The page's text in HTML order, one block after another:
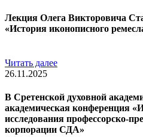
Лекция Олега Викторовича
«История иконописного
Читать далее
26.11.2025
В Сретенской духовной
академическая конференция
исследования профессорско-
корпорации СДА»